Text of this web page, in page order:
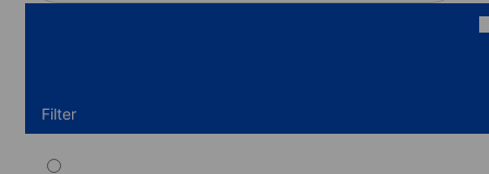
Filter